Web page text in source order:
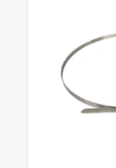
Filter (olja,
Hjullager
Perfekt för